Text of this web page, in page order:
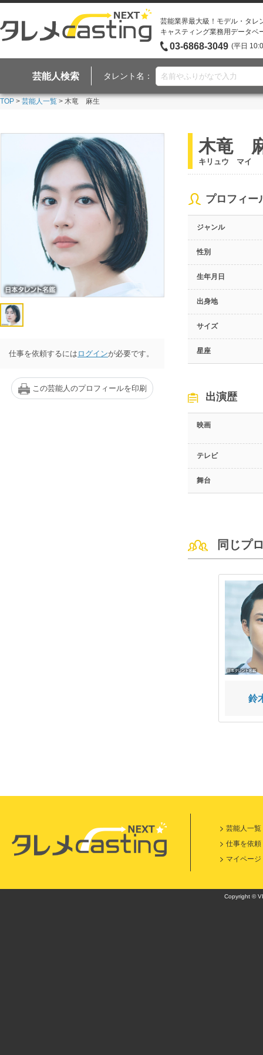
芸能業界最大級！モデル・タレ
キャスティング業務用データベ
03-6868-3049 (平日
芸能人検索 タレント名：
TOP > 芸能人一覧 > 木竜 麻生
仕事を依頼するには ログインが必要です。
この芸能人のプロフィールを印刷
木竜
キリュウ マイ
プロフィー
ジャンル
性別
生年月日
出身地
サイズ
星座
出演歴
映画
テレビ
舞台
同じプ
鈴
芸能人一覧
仕事を依頼
マイページ
Copyright ©